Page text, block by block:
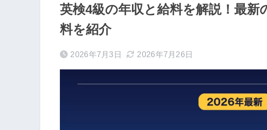
英検4級の年収と給料を解説！最新
料を紹介
2026年7月3日 2026年7月26日